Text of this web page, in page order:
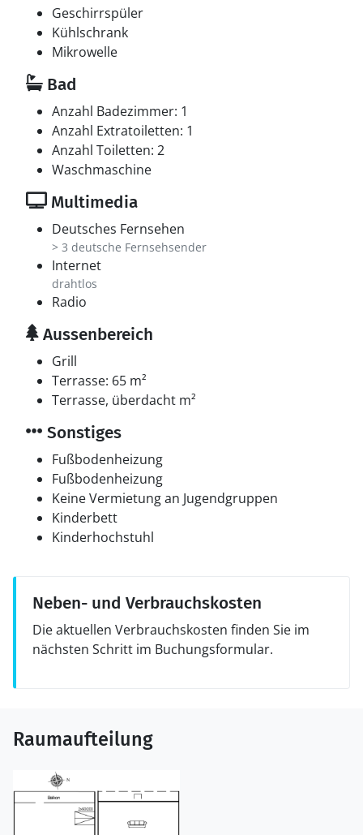
Geschirrspüler
Kühlschrank
Mikrowelle
Bad
Anzahl Badezimmer: 1
Anzahl Extratoiletten: 1
Anzahl Toiletten: 2
Waschmaschine
Multimedia
Deutsches Fernsehen
> 3 deutsche Fernsehsender
Internet
drahtlos
Radio
Aussenbereich
Grill
Terrasse: 65 m²
Terrasse, überdacht m²
Sonstiges
Fußbodenheizung
Fußbodenheizung
Keine Vermietung an Jugendgruppen
Kinderbett
Kinderhochstuhl
Neben- und Verbrauchskosten
Die aktuellen Verbrauchskosten finden Sie im
nächsten Schritt im Buchungsformular.
Raumaufteilung